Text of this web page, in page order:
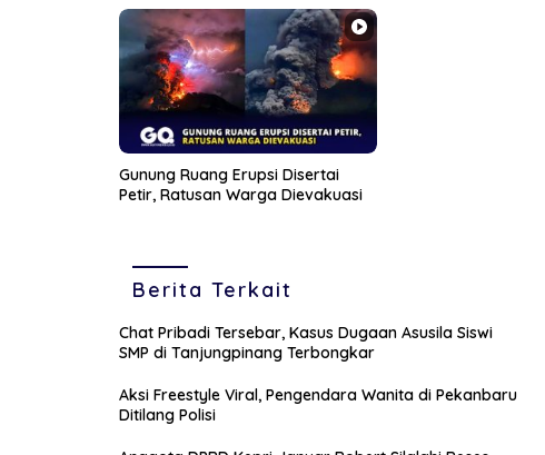
Gunung Ruang Erupsi Disertai
Petir, Ratusan Warga Dievakuasi
Berita Terkait
Chat Pribadi Tersebar, Kasus Dugaan Asusila Siswi
SMP di Tanjungpinang Terbongkar
Aksi Freestyle Viral, Pengendara Wanita di Pekanbaru
Ditilang Polisi